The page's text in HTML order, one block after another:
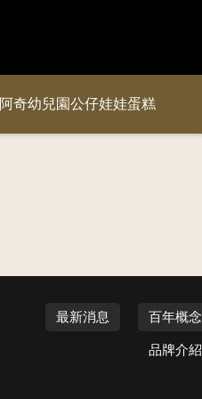
阿奇幼兒園公仔娃娃蛋糕
最新消息 百年概念
品牌介紹